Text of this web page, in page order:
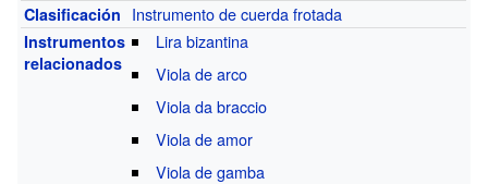
Clasificación Instrumento de cuerda frotada
Instrumentos
relacionados
Lira bizantina
Viola de arco
Viola da braccio
Viola de amor
Viola de gamba